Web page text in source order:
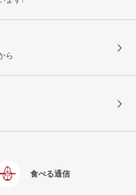
ら
食べる通信